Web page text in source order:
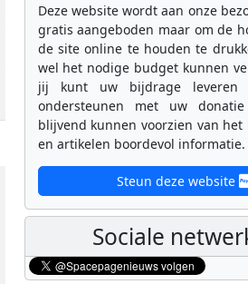
Deze website wordt aan onze
gratis aangeboden maar om de
de site online te houden te
wel het nodige budget kunnen
jij kunt uw bijdrage
ondersteunen met uw
blijvend kunnen voorzien van het
en artikelen boordevol informatie.
Steun deze website
Sociale